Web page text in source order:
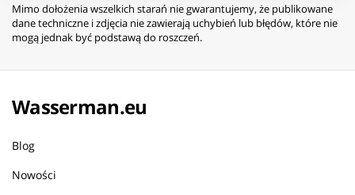
Mimo dołożenia wszelkich starań nie gwarantujemy, że publikowane
dane techniczne i zdjęcia nie zawierają uchybień lub błędów, które nie
mogą jednak być podstawą do roszczeń.
Wasserman.eu
Blog
Nowości